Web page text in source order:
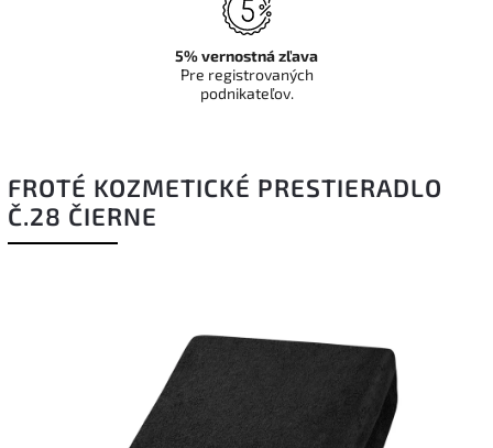
FROTÉ KOZMETICKÉ PRESTIERADLO
Č.28 ČIERNE
5% vernostná zľava
Pre registrovaných
podnikateľov.